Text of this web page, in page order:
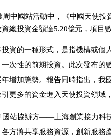
周中國站活動中，《中國天使
總投資金額達5.20億元，項目
資的一種形式，是指機構或個
次性的前期投資。此次發布
增加態勢。報告同時指出，我
更多的資金進入天使投資領域
國站協辦方——上海創業接力科
方將共享服務資源，創新服務